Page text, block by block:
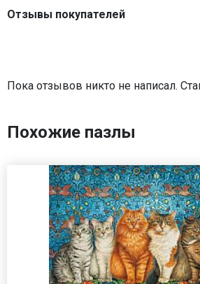
Отзывы покупателей
Пока отзывов никто не написал.
Похожие пазлы